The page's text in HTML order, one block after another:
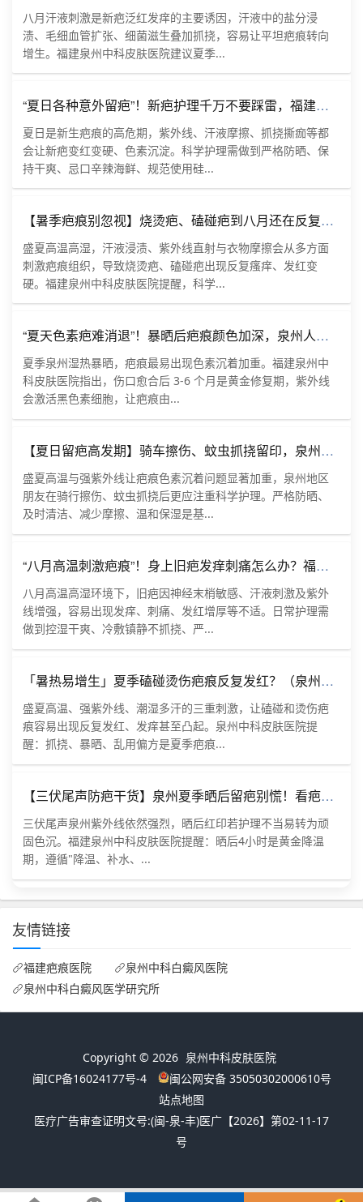
八月汗液刺激是新疤泛红发痒的主要诱因，汗液中的盐分浸
渍、毛细血管扩张、细菌滋生叠加抓挠，容易让平坦疤痕转向
增生。福建泉州中科皮肤医院建议夏季...
“夏日各种意外留疤”！新疤护理千万不要踩雷，福建泉州中科皮肤医院，聊聊本地人的疤痕修护关注点
夏日是新生疤痕的高危期，紫外线、汗液摩擦、抓挠撕痂等都
会让新疤变红变硬、色素沉淀。科学护理需做到严格防晒、保
持干爽、忌口辛辣海鲜、规范使用硅...
【暑季疤痕别忽视】烧烫疤、磕碰疤到八月还在反复，泉州本地人群，福建泉州中科皮肤医院浅谈疤痕改善
盛夏高温高湿，汗液浸渍、紫外线直射与衣物摩擦会从多方面
刺激疤痕组织，导致烧烫疤、磕碰疤出现反复瘙痒、发红变
硬。福建泉州中科皮肤医院提醒，科学...
“夏天色素疤难消退”！暴晒后疤痕颜色加深，泉州人别乱处理，福建泉州中科皮肤医院给到实用思路
夏季泉州湿热暴晒，疤痕最易出现色素沉着加重。福建泉州中
科皮肤医院指出，伤口愈合后 3-6 个月是黄金修复期，紫外线
会激活黑色素细胞，让疤痕由...
【夏日留疤高发期】骑车擦伤、蚊虫抓挠留印，泉州朋友该如何对待恼人疤痕｜福建泉州中科皮肤医院
盛夏高温与强紫外线让疤痕色素沉着问题显著加重，泉州地区
朋友在骑行擦伤、蚊虫抓挠后更应注重科学护理。严格防晒、
及时清洁、减少摩擦、温和保湿是基...
“八月高温刺激疤痕”！身上旧疤发痒刺痛怎么办？福建泉州中科皮肤医院提醒当季疤痕要重视护理
八月高温高湿环境下，旧疤因神经末梢敏感、汗液刺激及紫外
线增强，容易出现发痒、刺痛、发红增厚等不适。日常护理需
做到控湿干爽、冷敷镇静不抓挠、严...
「暑热易增生」夏季磕碰烫伤疤痕反复发红？（泉州本地参考）福建泉州中科皮肤医院聊聊疤痕养护误区
盛夏高温、强紫外线、潮湿多汗的三重刺激，让磕碰和烫伤疤
痕容易出现反复发红、发痒甚至凸起。泉州中科皮肤医院提
醒：抓挠、暴晒、乱用偏方是夏季疤痕...
【三伏尾声防疤干货】泉州夏季晒后留疤别慌！看疤痕修护小技巧｜福建泉州中科皮肤医院分享日常淡疤要点
三伏尾声泉州紫外线依然强烈，晒后红印若护理不当易转为顽
固色沉。福建泉州中科皮肤医院提醒：晒后4小时是黄金降温
期，遵循"降温、补水、...
友情链接
福建疤痕医院
泉州中科白癜风医院
泉州中科白癜风医学研究所
Copyright © 2026 泉州中科皮肤医院
闽ICP备16024177号-4
闽公网安备 35050302000610号
站点地图
医疗广告审查证明文号:(闽-泉-丰)医广【2026】第02-11-17
号